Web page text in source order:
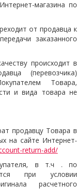
магазина по
от продавца к
заказанного
происходит в
(перевозчика)
Товара,
и вида товара не
продавцу Товара в
на сайте Интернет-
return-add/
в т.ч . по
при условии
расчетного